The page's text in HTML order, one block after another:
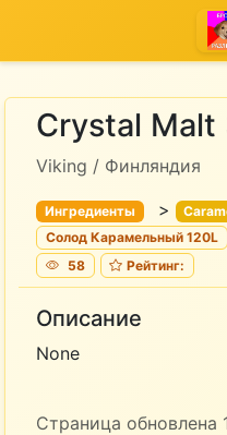
Crystal Malt
Viking / Финляндия
Ингредиенты >
Солод Карамельный 120L
58
Рейтинг:
Описание
None
Страница обновлена